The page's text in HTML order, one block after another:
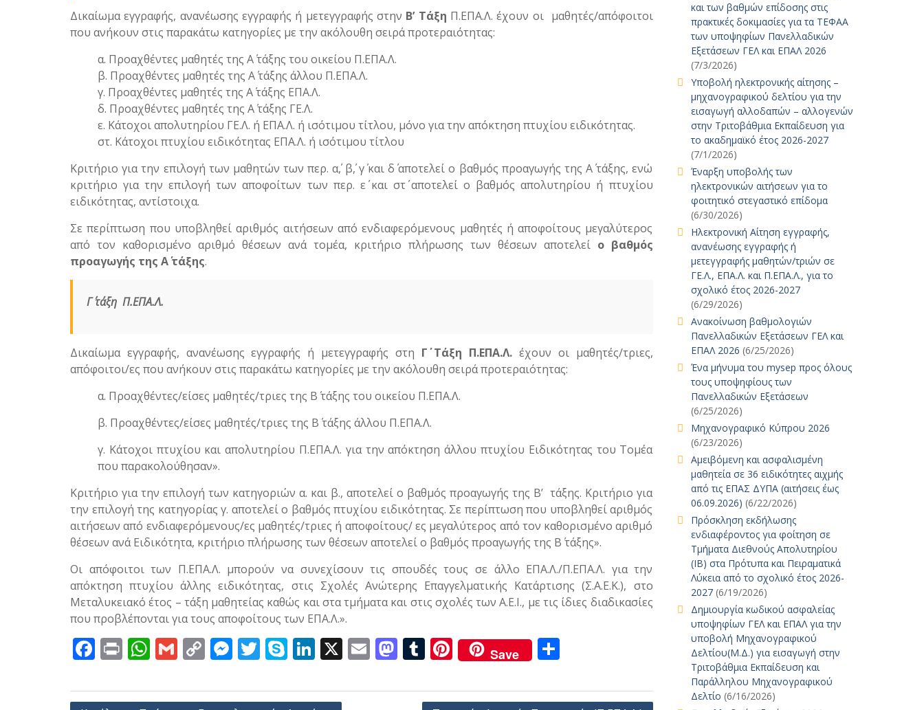
Δικαίωμα εγγραφής, ανανέωσης εγγραφής ή μετεγγραφής στην Β’ Τάξη Π.ΕΠΑ.Λ. έχουν οι μαθητές/απόφοιτοι
που ανήκουν στις παρακάτω κατηγορίες με την ακόλουθη σειρά προτεραιότητας:
α. Προαχθέντες μαθητές της Α΄ τάξης του οικείου Π.ΕΠΑ.Λ.
β. Προαχθέντες μαθητές της Α΄ τάξης άλλου Π.ΕΠΑ.Λ.
γ. Προαχθέντες μαθητές της Α΄ τάξης ΕΠΑ.Λ.
δ. Προαχθέντες μαθητές της Α΄ τάξης ΓΕ.Λ.
ε. Κάτοχοι απολυτηρίου ΓΕ.Λ. ή ΕΠΑ.Λ. ή ισότιμου τίτλου, μόνο για την απόκτηση πτυχίου ειδικότητας.
στ. Κάτοχοι πτυχίου ειδικότητας ΕΠΑ.Λ. ή ισότιμου τίτλου
Κριτήριο για την επιλογή των μαθητών των περ. α΄, β΄, γ΄ και δ΄ αποτελεί ο βαθμός προαγωγής της Α΄ τάξης, ενώ
κριτήριο για την επιλογή των αποφοίτων των περ. ε΄ και στ΄ αποτελεί ο βαθμός απολυτηρίου ή πτυχίου
ειδικότητας, αντίστοιχα.
Σε περίπτωση που υποβληθεί αριθμός αιτήσεων από ενδιαφερόμενους μαθητές ή αποφοίτους μεγαλύτερος
από τον καθορισμένο αριθμό θέσεων ανά τομέα, κριτήριο πλήρωσης των θέσεων αποτελεί ο βαθμός
προαγωγής της Α΄ τάξης.
Γ΄ τάξη Π.ΕΠΑ.Λ.
Δικαίωμα εγγραφής, ανανέωσης εγγραφής ή μετεγγραφής στη Γ΄ Τάξη Π.ΕΠΑ.Λ. έχουν οι μαθητές/τριες,
απόφοιτοι/ες που ανήκουν στις παρακάτω κατηγορίες με την ακόλουθη σειρά προτεραιότητας:
α. Προαχθέντες/είσες μαθητές/τριες της Β΄ τάξης του οικείου Π.ΕΠΑ.Λ.
β. Προαχθέντες/είσες μαθητές/τριες της Β΄ τάξης άλλου Π.ΕΠΑ.Λ.
γ. Κάτοχοι πτυχίου και απολυτηρίου Π.ΕΠΑ.Λ. για την απόκτηση άλλου πτυχίου Ειδικότητας του Τομέα
που παρακολούθησαν».
Κριτήριο για την επιλογή των κατηγοριών α. και β., αποτελεί ο βαθμός προαγωγής της Β’ τάξης. Κριτήριο για
την επιλογή της κατηγορίας γ. αποτελεί ο βαθμός πτυχίου ειδικότητας. Σε περίπτωση που υποβληθεί αριθμός
αιτήσεων από ενδιαφερόμενους/ες μαθητές/τριες ή αποφοίτους/ ες μεγαλύτερος από τον καθορισμένο αριθμό
θέσεων ανά Ειδικότητα, κριτήριο πλήρωσης των θέσεων αποτελεί ο βαθμός προαγωγής της Β΄ τάξης».
Οι απόφοιτοι των Π.ΕΠΑ.Λ. μπορούν να συνεχίσουν τις σπουδές τους σε άλλο ΕΠΑ.Λ./Π.ΕΠΑ.Λ. για την
απόκτηση πτυχίου άλλης ειδικότητας, στις Σχολές Ανώτερης Επαγγελματικής Κατάρτισης (Σ.Α.Ε.Κ.), στο
Μεταλυκειακό έτος – τάξη μαθητείας καθώς και στα τμήματα και στις σχολές των Α.Ε.Ι., με τις ίδιες διαδικασίες
που προβλέπονται για τους αποφοίτους των ΕΠΑ.Λ.».
F
e
Pr
t
W
at
G
ai
C
p
M
ss
T
itt
S
y
Li
k
X E
ai
M
to
T
m
Pi
nt
er
Save
ρ
και των βαθμών επίδοσης στις
πρακτικές δοκιμασίες για τα ΤΕΦΑΑ
των υποψηφίων Πανελλαδικών
Εξετάσεων ΓΕΛ και ΕΠΑΛ 2026
(7/3/2026)
Υποβολή ηλεκτρονικής αίτησης –
μηχανογραφικού δελτίου για την
εισαγωγή αλλοδαπών – αλλογενών
στην Τριτοβάθμια Εκπαίδευση για
το ακαδημαϊκό έτος 2026-2027
(7/1/2026)
Έναρξη υποβολής των
ηλεκτρονικών αιτήσεων για το
φοιτητικό στεγαστικό επίδομα
(6/30/2026)
Ηλεκτρονική Αίτηση εγγραφής,
ανανέωσης εγγραφής ή
μετεγγραφής μαθητών/τριών σε
ΓΕ.Λ., ΕΠΑ.Λ. και Π.ΕΠΑ.Λ., για το
σχολικό έτος 2026-2027
(6/29/2026)
Ανακοίνωση βαθμολογιών
Πανελλαδικών Εξετάσεων ΓΕΛ και
ΕΠΑΛ 2026 (6/25/2026)
Ένα μήνυμα του mysep προς όλους
τους υποψηφίους των
Πανελλαδικών Εξετάσεων
(6/25/2026)
Μηχανογραφικό Κύπρου 2026
(6/23/2026)
Αμειβόμενη και ασφαλισμένη
μαθητεία σε 36 ειδικότητες αιχμής
από τις ΕΠΑΣ ΔΥΠΑ (αιτήσεις έως
06.09.2026) (6/22/2026)
Πρόσκληση εκδήλωσης
ενδιαφέροντος για φοίτηση σε
Τμήματα Διεθνούς Απολυτηρίου
(IB) στα Πρότυπα και Πειραματικά
Λύκεια από το σχολικό έτος 2026-
2027 (6/19/2026)
Δημιουργία κωδικού ασφαλείας
υποψηφίων ΓΕΛ και ΕΠΑΛ για την
υποβολή Μηχανογραφικού
Δελτίου(Μ.Δ.) για εισαγωγή στην
Τριτοβάθμια Εκπαίδευση και
Παράλληλου Μηχανογραφικού
Δελτίο (6/16/2026)